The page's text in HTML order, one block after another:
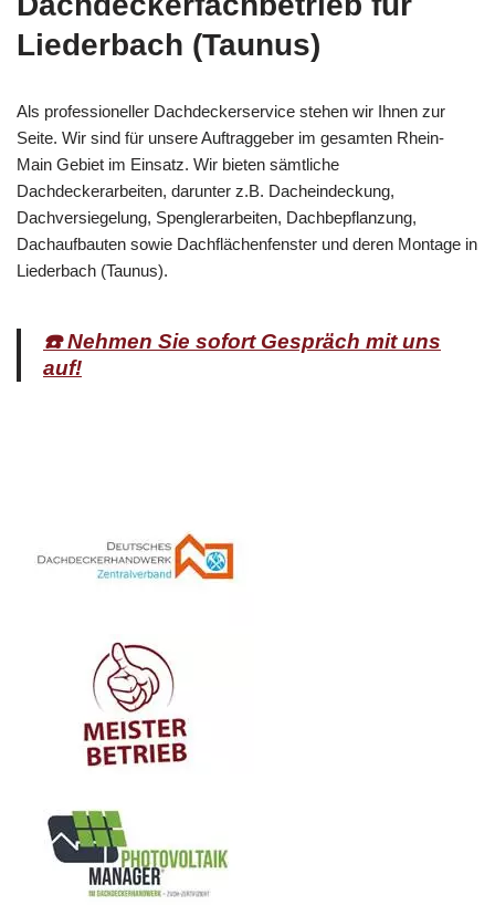
Liederbach (Taunus)
Als professioneller Dachdeckerservice stehen wir Ihnen zur
Seite. Wir sind für unsere Auftraggeber im gesamten Rhein-
Main Gebiet im Einsatz. Wir bieten sämtliche
Dachdeckerarbeiten, darunter z.B. Dacheindeckung,
Dachversiegelung, Spenglerarbeiten, Dachbepflanzung,
Dachaufbauten sowie Dachflächenfenster und deren Montage in
Liederbach (Taunus).
☎️ Nehmen Sie sofort Gespräch mit uns
auf!